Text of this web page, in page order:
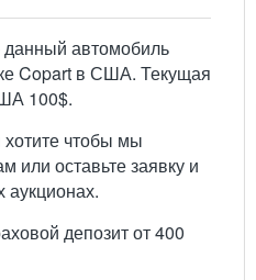
автомобиль
Copart в США. Текущая
100$.
чтобы мы
или оставьте заявку и
аукционах.
депозит от 400